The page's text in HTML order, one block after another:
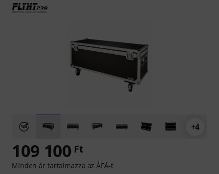
+4
109 100 Ft
Minden ár tartalmazza az ÁFÁ-t